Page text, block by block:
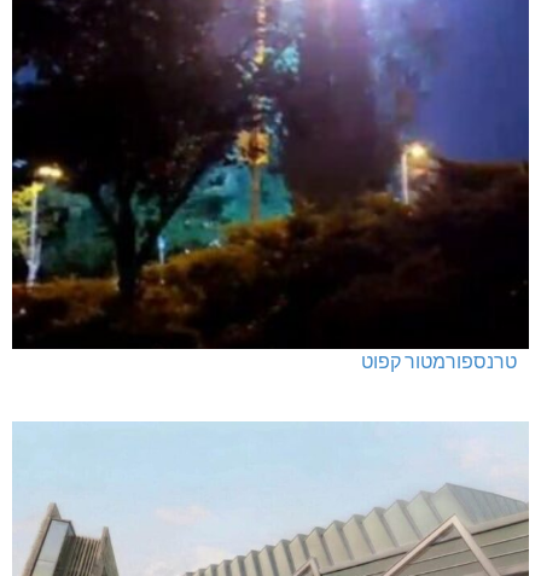
טרנספורמטור קפוט